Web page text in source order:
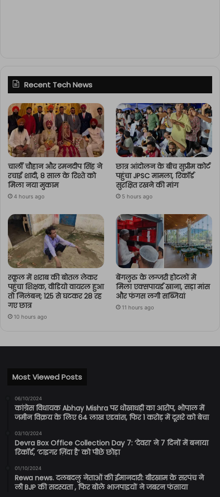
Recent Tech News
चार्ली चौहान और रमनदीप सिंह ने
रचाई शादी, 8 साल के रिश्ते को
मिला नया मुकाम
4 hours ago
छात्र आंदोलन के बीच सुप्रीम कोर्ट
पहुंचा JPSC मामला, रिकॉर्ड
सुरक्षित रखने की मांग
5 hours ago
स्कूल में शराब की बोतल लेकर
पहुंचा शिक्षक, वीडियो वायरल हुआ
तो निलंबन; 125 से घटकर 28 रह
गए छात्र
10 hours ago
बेंगलुरु के लग्जरी होटलों में
मिला एक्सपायर्ड खाना, सड़ा मांस
और फंगस लगी सब्जियां
11 hours ago
Most Viewed Posts
06/10/2024
कांग्रेस विधायक Abhay Mishra पर धोखाधड़ी का आरोप, भोपाल में
जमीन विक्रय के लिए 64 लाख एडवांस, फिर 1 करोड़ में दूसरे को बेचा
03/10/2024
Devra Box Office Collection Day 7: ‘देवरा’ ने 7 दिनों में बनाया
रिकॉर्ड, ‘टाइगर ज़िंदा है’ को पीछे छोड़ा
01/10/2024
Rewa news. दलबदलु नेताओं की ईमानदारी: बीरखाम के सरपंच ने
ली BJP की सदस्यता , फिर बोले भाजपाइयों ने जबरन फंसाया